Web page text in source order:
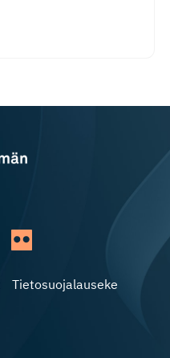
Tietosuojalauseke